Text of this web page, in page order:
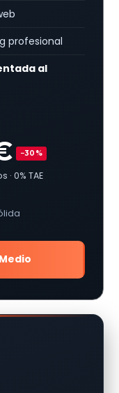
profesional
al
−30%
0% TAE